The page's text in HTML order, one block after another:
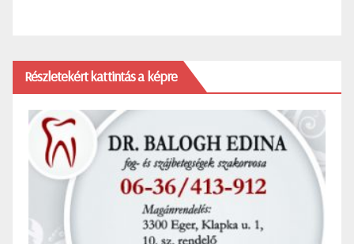
Részletekért kattintás a képre